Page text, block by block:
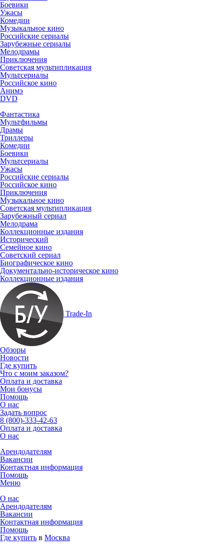
Боевики
Ужасы
Комедии
Музыкальное кино
Российские сериалы
Зарубежные сериалы
Мелодрамы
Приключения
Советская мультипликация
Мультсериалы
Российское кино
Анимэ
DVD
Фантастика
Мультфильмы
Драмы
Триллеры
Комедии
Боевики
Мультсериалы
Ужасы
Российские сериалы
Российское кино
Приключения
Музыкальное кино
Советская мультипликация
Зарубежный сериал
Мелодрама
Коллекционные издания
Исторический
Семейное кино
Советский сериал
Биографическое кино
Документально-историческое кино
Коллекционные издания
Trade-In
Обзоры
Новости
Где купить
Что с моим заказом?
Оплата и доставка
Мои бонусы
Помощь
О нас
Задать вопрос
8 (800)-333-42-63
Оплата и доставка
О нас
Арендодателям
Вакансии
Контактная информация
Помощь
Меню
О нас
Арендодателям
Вакансии
Контактная информация
Помощь
Где купить в Москва